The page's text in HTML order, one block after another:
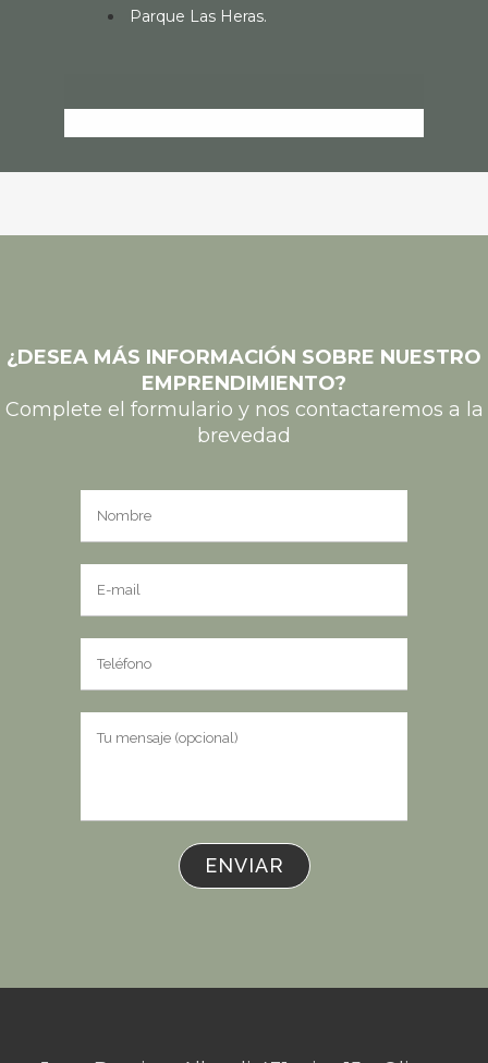
Parque Las Heras.
¿DESEA MÁS INFORMACIÓN SOBRE NUESTRO
EMPRENDIMIENTO?
Complete el formulario y nos contactaremos a la
brevedad